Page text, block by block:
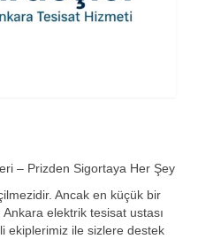
– Prizden Sigortaya Her Şey
Ancak en küçük bir
elektrik tesisat ustası
ekiplerimiz ile sizlere destek